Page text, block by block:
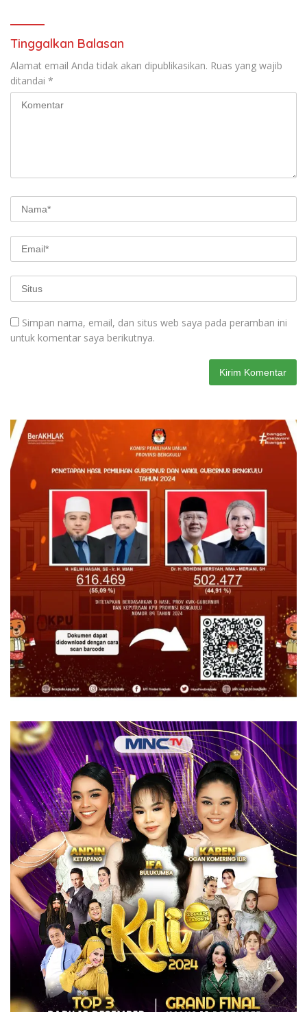
Tinggalkan Balasan
Alamat email Anda tidak akan dipublikasikan. Ruas yang wajib
ditandai *
Simpan nama, email, dan situs web saya pada peramban ini
untuk komentar saya berikutnya.